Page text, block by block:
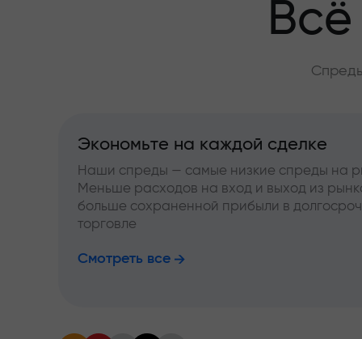
Экономьте на каждой сделке
Наши спреды — самые низкие спреды на
Меньше расходов на вход и выход из
больше сохраненной прибыли в
торговле
Смотреть все